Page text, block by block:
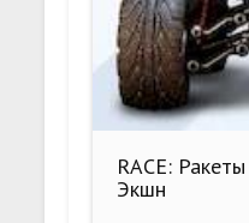
RACE:
Экшн